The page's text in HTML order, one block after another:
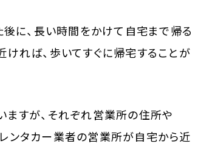
に、長い時間をかけて自宅まで帰る
れば、歩いてすぐに帰宅することが
すが、それぞれ営業所の住所や
ンタカー業者の営業所が自宅から近